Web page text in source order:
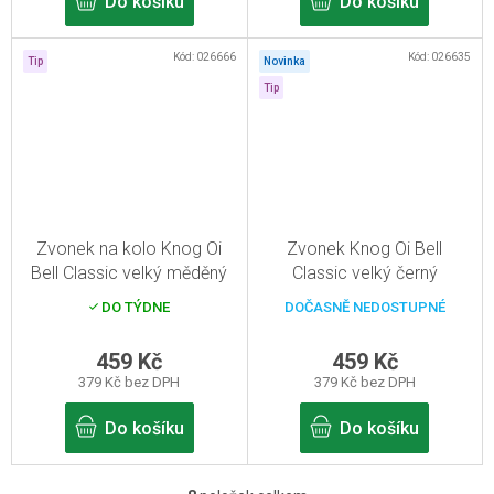
Tip
Zvonek na kolo Knog Oi
Bell Classic velký měděný
DO TÝDNE
379 Kč bez DPH
459 Kč
Do košíku
Kód: 026666 Novinka
Tip
Zvonek Knog Oi Bell
Classic velký černý
DOČASNĚ NEDOSTUPNÉ
379 Kč bez DPH
459 Kč
Do košíku
Kód: 026635